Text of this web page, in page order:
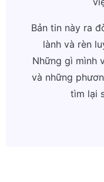
Bản tin này ra
lành và rèn
Những gì mình
và những
tìm lại